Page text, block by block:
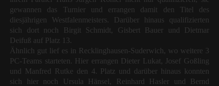
gewannen das Turnier und errangen damit den Titel des
diesjährigen Westfalenmeisters. Darüber hinaus qualifizierten
sich dort noch Birgit Schmidt, Gisbert Bauer und Dietmar
Deifuß auf Platz 13.
Ähnlich gut lief es in Recklinghausen-Suderwich, wo weitere 3
PC-Teams starteten. Hier errangen Dieter Lukat, Josef Goßling
und Manfred Rutke den 4. Platz und darüber hinaus konnten
sich hier noch Ursula Hänsel, Reinhard Hasler und Bernd